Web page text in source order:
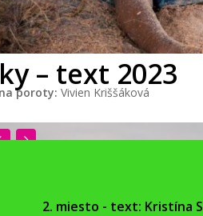
poroty: Vivien Kriššáková
– text 2023
2. miesto - text: Kristína